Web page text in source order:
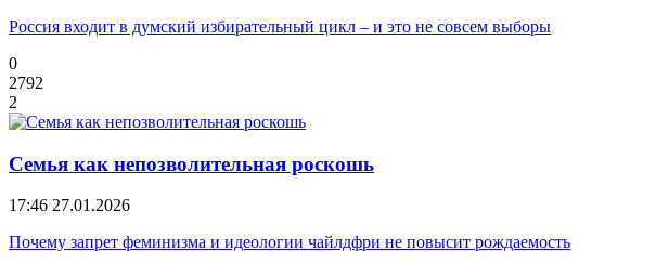
Россия входит в думский избирательный цикл – и это не совсем выборы
0
2792
2
Семья как непозволительная роскошь
17:46 27.01.2026
Почему запрет феминизма и идеологии чайлдфри не повысит рождаемость